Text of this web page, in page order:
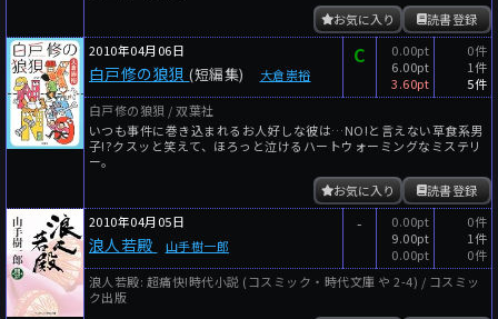
読書登録
お気に入り
2010年04月06日
白戸修の狼狽 (短編集) 大倉崇裕
C
0.00pt
6.00pt
3.60pt
0件
1件
5件
白戸修の狼狽 / 双葉社
いつも事件に巻き込まれるお人好しな彼は…NO!と言えない草食系男
子!?クスッと笑えて、ほろっと泣けるハートウォーミングなミステリ
ー。
読書登録
お気に入り
2010年04月05日
浪人若殿 山手樹一郎
-
0.00pt
9.00pt
0.00pt
0件
1件
0件
浪人若殿: 超痛快!時代小説 (コスミック・時代文庫 や 2-4) / コスミッ
ク出版